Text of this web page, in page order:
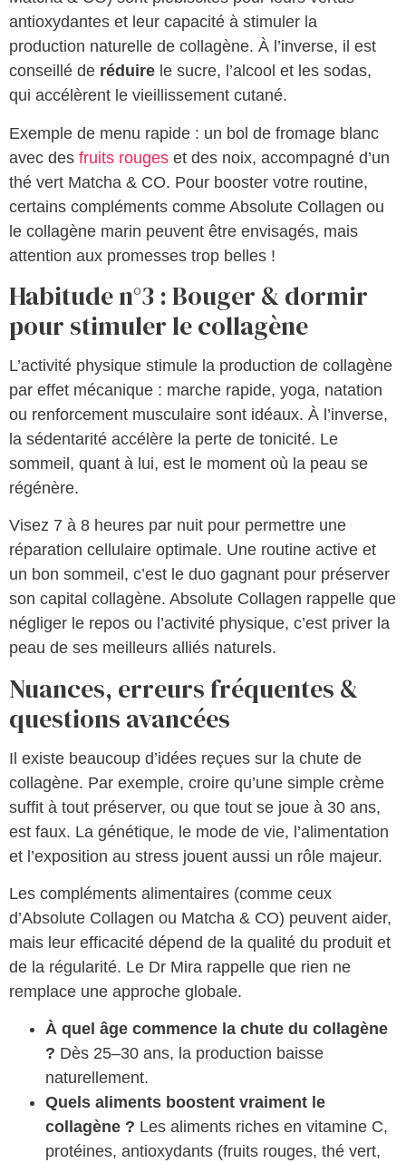
antioxydantes et leur capacité à stimuler la
production naturelle de collagène. À l’inverse, il est
conseillé de réduire le sucre, l’alcool et les sodas,
qui accélèrent le vieillissement cutané.
Exemple de menu rapide : un bol de fromage blanc
avec des fruits rouges et des noix, accompagné d’un
thé vert Matcha & CO. Pour booster votre routine,
certains compléments comme Absolute Collagen ou
le collagène marin peuvent être envisagés, mais
attention aux promesses trop belles !
Habitude n°3 : Bouger & dormir
pour stimuler le collagène
L’activité physique stimule la production de collagène
par effet mécanique : marche rapide, yoga, natation
ou renforcement musculaire sont idéaux. À l’inverse,
la sédentarité accélère la perte de tonicité. Le
sommeil, quant à lui, est le moment où la peau se
régénère.
Visez 7 à 8 heures par nuit pour permettre une
réparation cellulaire optimale. Une routine active et
un bon sommeil, c’est le duo gagnant pour préserver
son capital collagène. Absolute Collagen rappelle que
négliger le repos ou l’activité physique, c’est priver la
peau de ses meilleurs alliés naturels.
Nuances, erreurs fréquentes &
questions avancées
Il existe beaucoup d’idées reçues sur la chute de
collagène. Par exemple, croire qu’une simple crème
suffit à tout préserver, ou que tout se joue à 30 ans,
est faux. La génétique, le mode de vie, l’alimentation
et l’exposition au stress jouent aussi un rôle majeur.
Les compléments alimentaires (comme ceux
d’Absolute Collagen ou Matcha & CO) peuvent aider,
mais leur efficacité dépend de la qualité du produit et
de la régularité. Le Dr Mira rappelle que rien ne
remplace une approche globale.
À quel âge commence la chute du collagène
? Dès 25–30 ans, la production baisse
naturellement.
Quels aliments boostent vraiment le
collagène ? Les aliments riches en vitamine C,
protéines, antioxydants (fruits rouges, thé vert,